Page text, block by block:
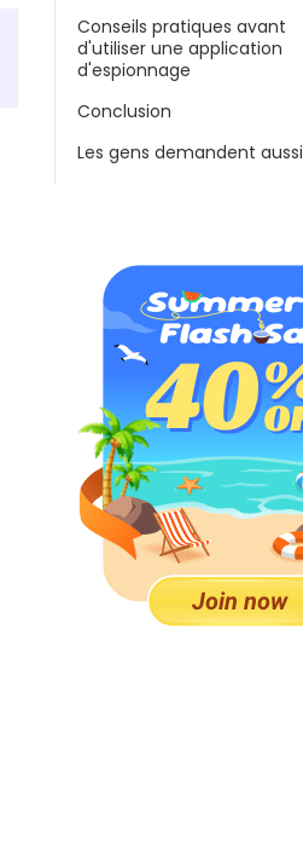
Conseils pratiques avant
d'utiliser une application
d'espionnage
Conclusion
Les gens demandent aussi